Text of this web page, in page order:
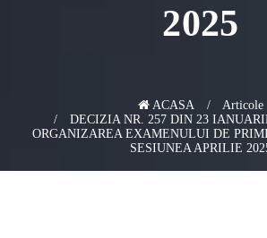
2025
ACASA
Articole
DECIZIA NR. 257 DIN 23
ORGANIZAREA EXAMENULUI DE
SESIUNEA APRILIE